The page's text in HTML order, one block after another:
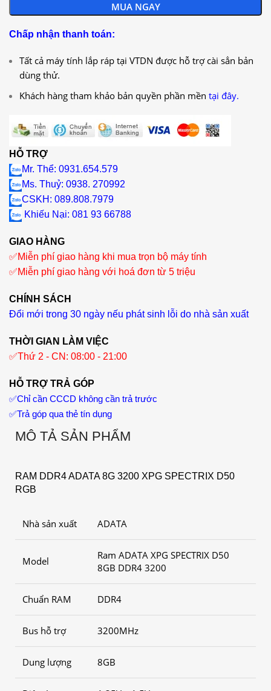
MUA NGAY
Chấp nhận thanh toán:
Tất cả máy tính lắp ráp tại VTDN được hỗ trợ cài sẳn bản
dùng thử.
Khách hàng tham khảo bản quyền phần mền tại đây.
HỖ TRỢ
Mr. Thể: 0931.654.579
Ms. Thuỷ: 0938. 270992
CSKH: 089.808.7979
Khiếu Nại: 081 93 66788
GIAO HÀNG
✅Miễn phí giao hàng khi mua trọn bộ máy tính
✅Miễn phí giao hàng với hoá đơn từ 5 triệu
CHÍNH SÁCH
Đổi mới trong 30 ngày nếu phát sinh lỗi do nhà sản xuất
THỜI GIAN LÀM VIỆC
✅Thứ 2 - CN: 08:00 - 21:00
HỖ TRỢ TRẢ GÓP
✅Chỉ cần CCCD không cần trả trước
✅Trả góp qua thẻ tín dụng
MÔ TẢ SẢN PHẨM
RAM DDR4 ADATA 8G 3200 XPG SPECTRIX D50
RGB
Nhà sản xuất ADATA
Model
Ram ADATA XPG SPECTRIX D50
8GB DDR4 3200
Chuẩn RAM DDR4
Bus hỗ trợ 3200MHz
Dung lượng 8GB